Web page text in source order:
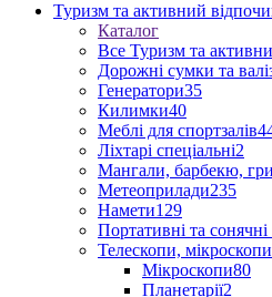
Туризм та активний
Каталог
Все Туризм та
Дорожні сумки та
Генератори35
Килимки40
Меблі для спортзалів
Ліхтарі спеціальні2
Мангали, барбекю,
Метеоприлади235
Намети129
Портативні та сонячні
Телескопи, мікроскопи
Мікроскопи80
Планетарії2